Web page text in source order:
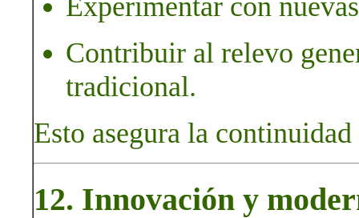
Contribuir al relevo
tradicional.
Esto asegura la
12. Innovación y